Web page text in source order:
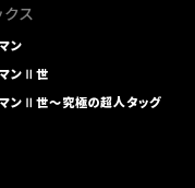
クス
ン
ンⅡ世
ンⅡ世～究極の超人タッグ